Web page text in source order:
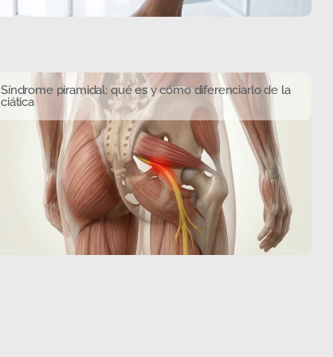
Síndrome piramidal: qué es y cómo diferenciarlo de la
ciática